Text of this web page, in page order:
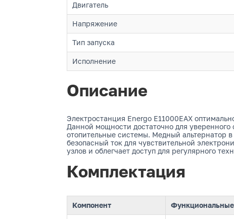
Двигатель
Напряжение
Тип запуска
Исполнение
Описание
Электростанция Energo E11000EAX
Данной мощности достаточно для
отопительные системы. Медный альтернатор
безопасный ток для чувствительной
узлов и облегчает доступ для регулярного
Комплектация
Компонент Функциональные